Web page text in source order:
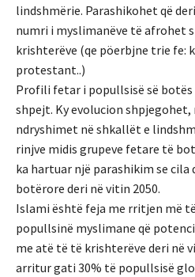
lindshmërie. Parashikohet që
numri i myslimanëve të afrohet
krishterëve (qe pöerbjne trie fe:
protestant..)
Profili fetar i popullsisë së botës
shpejt. Ky evolucion
ndryshimet në shkallët e
rinjve midis grupeve fetare të
ka hartuar një parashikim se cila
botërore deri në vitin 2050.
Islami është feja me rritjen më
popullsinë myslimane që
me atë të të krishterëve deri në
arritur gati 30% të popullsisë